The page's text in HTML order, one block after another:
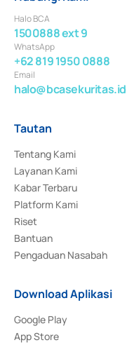
Halo BCA
1500888 ext 9
WhatsApp
+62 819 1950 0888
Email
halo@bcasekuritas.id
Tautan
Tentang Kami
Layanan Kami
Kabar Terbaru
Platform Kami
Riset
Bantuan
Pengaduan Nasabah
Download Aplikasi
Google Play
App Store